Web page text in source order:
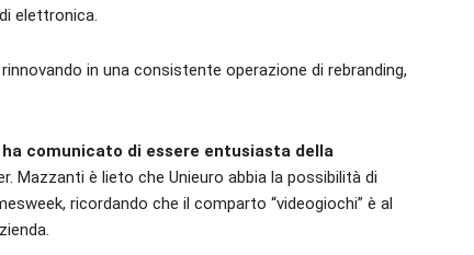
elettronica.
in una consistente operazione di rebranding,
comunicato di essere entusiasta della
Mazzanti è lieto che Unieuro abbia la possibilità di
ricordando che il comparto “videogiochi” è al